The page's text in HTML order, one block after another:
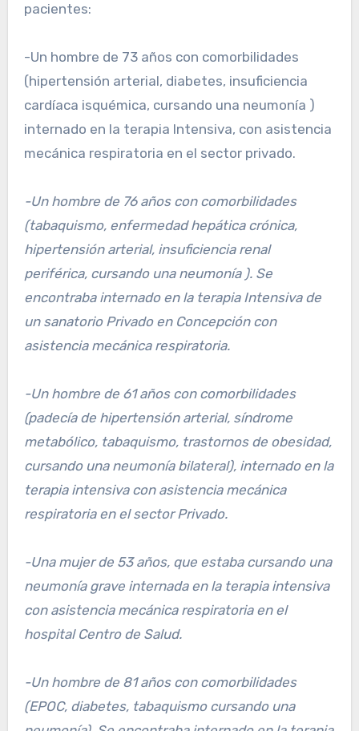
pacientes:
-Un hombre de 73 años con comorbilidades
(hipertensión arterial, diabetes, insuficiencia
cardíaca isquémica, cursando una neumonía )
internado en la terapia Intensiva, con asistencia
mecánica respiratoria en el sector privado.
-Un hombre de 76 años con comorbilidades
(tabaquismo, enfermedad hepática crónica,
hipertensión arterial, insuficiencia renal
periférica, cursando una neumonía ). Se
encontraba internado en la terapia Intensiva de
un sanatorio Privado en Concepción con
asistencia mecánica respiratoria.
-Un hombre de 61 años con comorbilidades
(padecía de hipertensión arterial, síndrome
metabólico, tabaquismo, trastornos de obesidad,
cursando una neumonía bilateral), internado en la
terapia intensiva con asistencia mecánica
respiratoria en el sector Privado.
-Una mujer de 53 años, que estaba cursando una
neumonía grave internada en la terapia intensiva
con asistencia mecánica respiratoria en el
hospital Centro de Salud.
-Un hombre de 81 años con comorbilidades
(EPOC, diabetes, tabaquismo cursando una